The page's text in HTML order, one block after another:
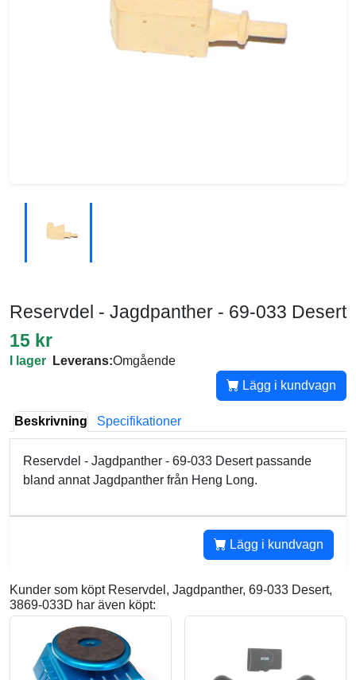
Reservdel - Jagdpanther - 69-033 Desert
15 kr
I lager Leverans:Omgående
Lägg i kundvagn
Beskrivning Specifikationer
Reservdel - Jagdpanther - 69-033 Desert passande
bland annat Jagdpanther från Heng Long.
Lägg i kundvagn
Kunder som köpt Reservdel, Jagdpanther, 69-033 Desert,
3869-033D har även köpt: